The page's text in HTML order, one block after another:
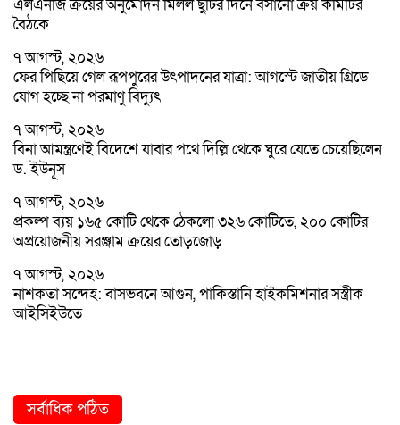
এলএনজি ক্রয়ের অনুমোদন মিলল ছুটির দিনে বসানো ক্রয় কমিটির
বৈঠকে
৭ আগস্ট, ২০২৬
ফের পিছিয়ে গেল রূপপুরের উৎপাদনের যাত্রা: আগস্টে জাতীয় গ্রিডে
যোগ হচ্ছে না পরমাণু বিদ্যুৎ
৭ আগস্ট, ২০২৬
বিনা আমন্ত্রণেই বিদেশে যাবার পথে দিল্লি থেকে ঘুরে যেতে চেয়েছিলেন
ড. ইউনূস
৭ আগস্ট, ২০২৬
প্রকল্প ব্যয় ১৬৫ কোটি থেকে ঠেকলো ৩২৬ কোটিতে, ২০০ কোটির
অপ্রয়োজনীয় সরঞ্জাম ক্রয়ের তোড়জোড়
৭ আগস্ট, ২০২৬
নাশকতা সন্দেহ: বাসভবনে আগুন, পাকিস্তানি হাইকমিশনার সস্ত্রীক
আইসিইউতে
সর্বাধিক পঠিত